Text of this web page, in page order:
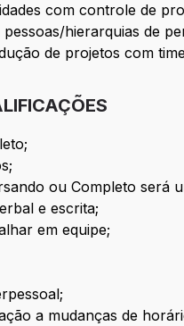
com controle de
hierarquias de
de projetos com
ou Completo será
e escrita;
em equipe;
a mudanças de